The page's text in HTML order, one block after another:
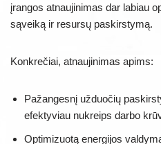
įrangos atnaujinimas dar labiau
sąveiką ir resursų paskirstymą.
Konkrečiai, atnaujinimas apims:
Pažangesnį užduočių
efektyviau nukreips darbo
Optimizuotą energijos